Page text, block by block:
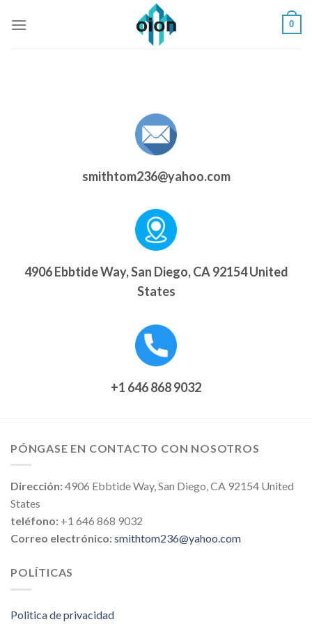
0
smithtom236@yahoo.com
4906 Ebbtide Way, San Diego, CA 92154 United
States
+1 646 868 9032
PÓNGASE EN CONTACTO CON NOSOTROS
Dirección:4906 Ebbtide Way, San Diego, CA 92154 United
States
teléfono: +1 646 868 9032
Correo electrónico:smithtom236@yahoo.com
POLÍTICAS
Politica de privacidad